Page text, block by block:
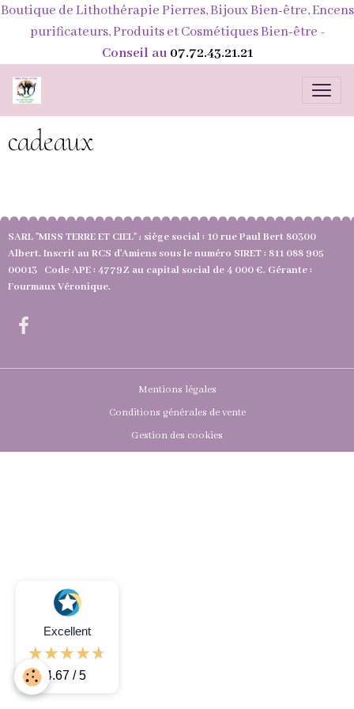
Boutique de Lithothérapie Pierres, Bijoux Bien-être, Encens
purificateurs, Produits et Cosmétiques Bien-être -
Conseil au 07.72.43.21.21
cadeaux
SARL "MISS TERRE ET CIEL" ; siège social : 10 rue Paul Bert 80300
Albert. Inscrit au RCS d'Amiens sous le numéro SIRET : 811 088 905
00013 Code APE : 4779Z au capital social de 4 000 €. Gérante :
Fourmaux Véronique.
Mentions légales
Conditions générales de vente
Gestion des cookies
Excellent
4.67 / 5